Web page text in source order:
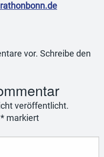
vor. Schreibe den
veröffentlicht.
* markiert